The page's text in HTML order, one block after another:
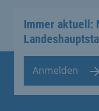
Immer aktuell:
Anmelden